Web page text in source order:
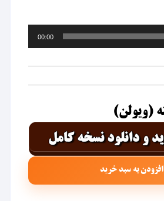
00:00
افزودن به سبد خرید